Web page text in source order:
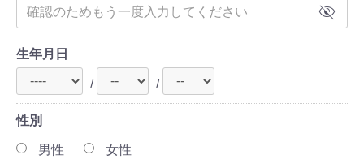
visibility_off
生年月日
/ /
性別
男性 女性